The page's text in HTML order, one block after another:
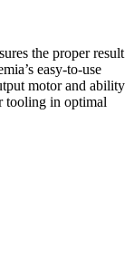
the proper result
easy-to-use
motor and ability
tooling in optimal